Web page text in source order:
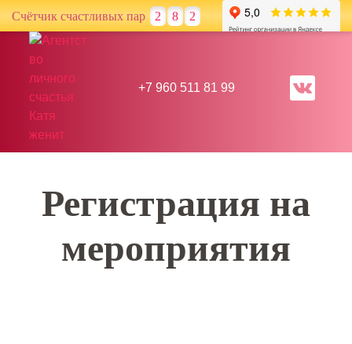
Счётчик счастливых пар 2 8 2
+7 960 511 81 99
Регистрация на
мероприятия